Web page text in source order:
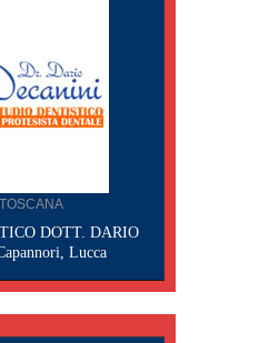
DOTT. DARIO
Lucca